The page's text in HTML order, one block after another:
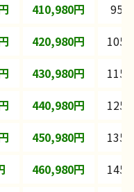
410,980円
420,980円
430,980円
440,980円
450,980円
460,980円